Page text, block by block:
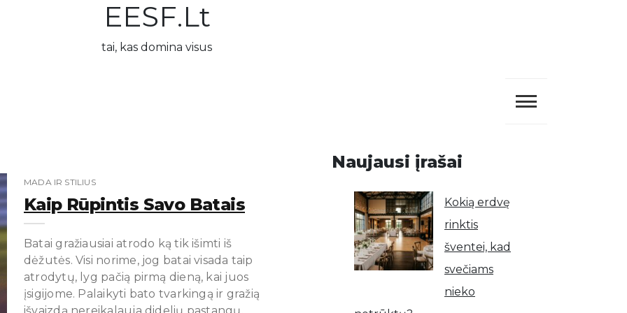
EESF.lt
tai, kas domina visus
MADA IR STILIUS
Kaip Rūpintis Savo Batais
Batai gražiausiai atrodo ką tik išimti iš
dėžutės. Visi norime, jog batai visada taip
atrodytų, lyg pačią pirmą dieną, kai juos
įsigijome. Palaikyti bato tvarkingą ir gražią
Naujausi įrašai
Kokią erdvę
rinktis
šventei, kad
svečiams
nieko